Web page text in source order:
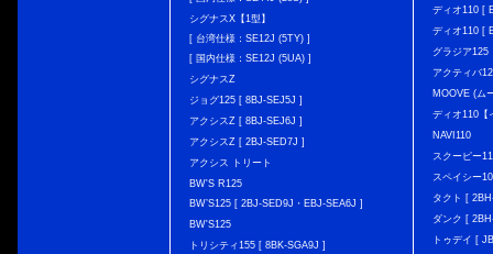
シグナスX【1型】
[ 台湾仕様：SE12J (5TY) ]
[ 国内仕様：SE12J (5UA) ]
シグナスZ
ジョグ125 [ 8BJ-SEJ5J ]
アクシスZ [ 8BJ-SEJ6J ]
アクシスZ [ 2BJ-SED7J ]
アクシス トリート
BW'S R125
BW’S125 [ 2BJ-SED9J・EBJ-SEA6J ]
BW'S125
トリシティ155 [ 8BK-SGA9J ]
ディオ110 [
ディオ110 [
グラジア125
アクティバ
MOOVE (ム
ディオ110【
NAVI110
スクーピー
スペイシー
タクト [
ダンク [
トゥデイ [